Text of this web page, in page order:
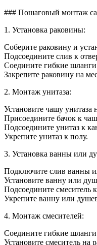
### Пошаговый монтаж
1. Установка раковины:
Соберите раковину и
Подсоедините слив к
Соедините гибкие
Закрепите раковину на
2. Монтаж унитаза:
Установите чашу унитаза
Присоедините бачок к
Подсоедините унитаз к
Укрепите унитаз к полу.
3. Установка ванны или
Подключите слив ванны
Установите ванну или
Подсоедините смеситель
Укрепите ванну или
4. Монтаж смесителей:
Соедините гибкие
Установите смеситель на